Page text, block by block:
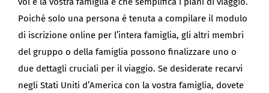
Poiché solo una persona è tenuta a compilare il modulo
di iscrizione online per l’intera famiglia, gli altri membri
del gruppo o della famiglia possono finalizzare uno o
due dettagli cruciali per il viaggio. Se desiderate recarvi
negli Stati Uniti d’America con la vostra famiglia, dovete